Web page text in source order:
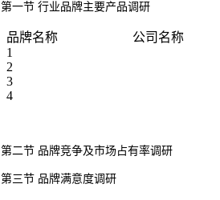
第一节 行业品牌主要产品调研
品牌名称
公司名称
1
2
3
4
第二节 品牌竞争及市场占有率调研
第三节 品牌满意度调研